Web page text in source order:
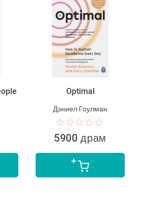
Optimal
Дэниел Гоулман
5900 драм